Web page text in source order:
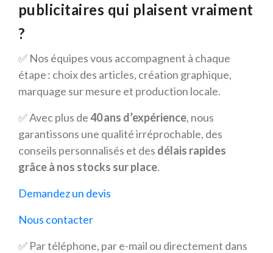
publicitaires qui plaisent vraiment
?
✅ Nos équipes vous accompagnent à chaque
étape : choix des articles, création graphique,
marquage sur mesure et production locale.
✅ Avec plus de40 ans d’expérience, nous
garantissons une qualité irréprochable, des
conseils personnalisés et des délais rapides
grâce à nos stocks sur place.
Demandez un devis
Nous contacter
✅ Par téléphone, par e-mail ou directement dans